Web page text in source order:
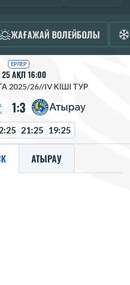
ЖАҒАЖАЙ ВОЛЕЙБОЛЫ
ЕРЛЕР
АҚП 16:00
2025/26//IV КІШІ ТУР
1:3 Атырау
21:25 19:25
АТЫРАУ